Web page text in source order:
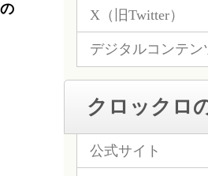
X（旧Twitter）
デジタルコンテン
クロックロ
公式サイト